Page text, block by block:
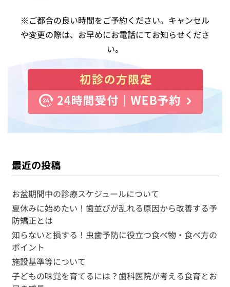
※ご都合の良い時間をご予約ください。キャンセル
や変更の際は、お早めにお電話にてお知らせくださ
い。
最近の投稿
お盆期間中の診療スケジュールについて
夏休みに始めたい！歯並びが乱れる原因から改善する予
防矯正とは
知らないと損する！虫歯予防に役立つ食べ物・食べ方の
ポイント
施設基準等について
子どもの味覚を育てるには？歯科医院が考える食育とお